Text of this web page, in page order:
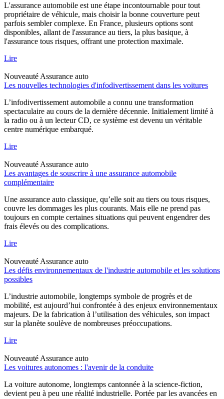
L'assurance automobile est une étape incontournable pour tout
propriétaire de véhicule, mais choisir la bonne couverture peut
parfois sembler complexe. En France, plusieurs options sont
disponibles, allant de l'assurance au tiers, la plus basique, à
l'assurance tous risques, offrant une protection maximale.
Lire
Nouveauté Assurance auto
Les nouvelles technologies d'infodivertissement dans les voitures
L’infodivertissement automobile a connu une transformation
spectaculaire au cours de la dernière décennie. Initialement limité à
la radio ou à un lecteur CD, ce système est devenu un véritable
centre numérique embarqué.
Lire
Nouveauté Assurance auto
Les avantages de souscrire à une assurance automobile
complémentaire
Une assurance auto classique, qu’elle soit au tiers ou tous risques,
couvre les dommages les plus courants. Mais elle ne prend pas
toujours en compte certaines situations qui peuvent engendrer des
frais élevés ou des complications.
Lire
Nouveauté Assurance auto
Les défis environnementaux de l'industrie automobile et les solutions
possibles
L’industrie automobile, longtemps symbole de progrès et de
mobilité, est aujourd’hui confrontée à des enjeux environnementaux
majeurs. De la fabrication à l’utilisation des véhicules, son impact
sur la planète soulève de nombreuses préoccupations.
Lire
Nouveauté Assurance auto
Les voitures autonomes : l'avenir de la conduite
La voiture autonome, longtemps cantonnée à la science-fiction,
devient peu à peu une réalité industrielle. Portée par les avancées en